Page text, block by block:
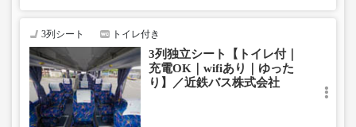
3列シート トイレ付き
3列独立シート【トイレ付｜
充電OK｜wifiあり｜ゆった
り】／近鉄バス株式会社